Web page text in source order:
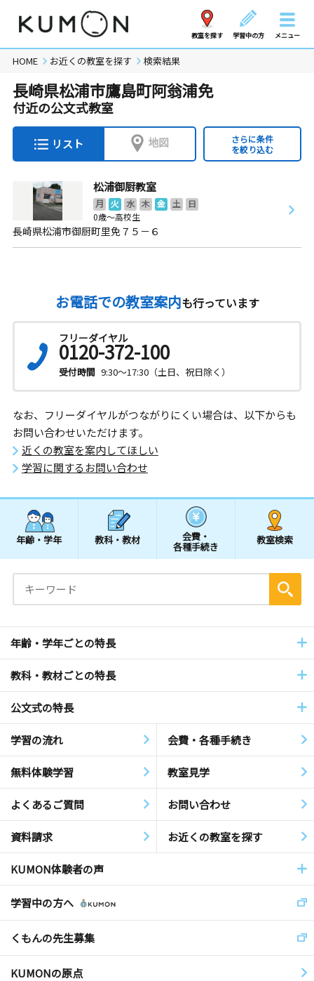
教室を探す 学習中の方 メニュー
HOME お近くの教室を探す 検索結果
長崎県松浦市鷹島町阿翁浦免
付近の公文式教室
リスト 地図
さらに条件
を絞り込む
松浦御厨教室
月 火 水 木 金 土
日
0歳～高校生
長崎県松浦市御厨町里免７５－６
お電話での教室案内も行っています
フリーダイヤル
0120-372-100
受付時間 9:30～17:30（土日、祝日除く）
なお、フリーダイヤルがつながりにくい場合は、以下からも
お問い合わせいただけます。
近くの教室を案内してほしい
学習に関するお問い合わせ
年齢・学年 教科・教材 会費・
各種手続き
教室検索
年齢・学年ごとの特長
教科・教材ごとの特長
公文式の特長
学習の流れ 会費・各種手続き
無料体験学習 教室見学
よくあるご質問 お問い合わせ
資料請求 お近くの教室を探す
KUMON体験者の声
学習中の方へ
くもんの先生募集
KUMONの原点